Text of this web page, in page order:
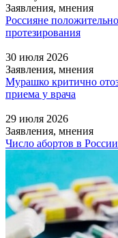
Заявления, мнения
Россияне
протезирования
30 июля 2026
Заявления, мнения
Мурашко критично
приема у врача
29 июля 2026
Заявления, мнения
Число абортов в